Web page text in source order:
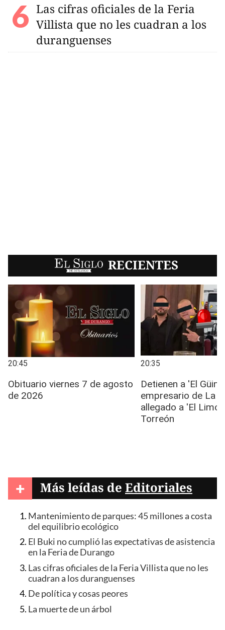
Las cifras oficiales de la Feria
Villista que no les cuadran a los
duranguenses
EL SIGLO RECIENTES
+ Más leídas de Editoriales
Mantenimiento de parques: 45 millones a costa
del equilibrio ecológico
El Buki no cumplió las expectativas de asistencia
en la Feria de Durango
Las cifras oficiales de la Feria Villista que no les
cuadran a los duranguenses
De política y cosas peores
La muerte de un árbol